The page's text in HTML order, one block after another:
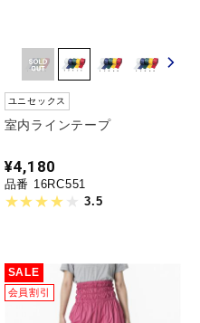
ユニセックス
室内ラインテープ
¥4,180
品番 16RC551
3.5
SALE
会員割引